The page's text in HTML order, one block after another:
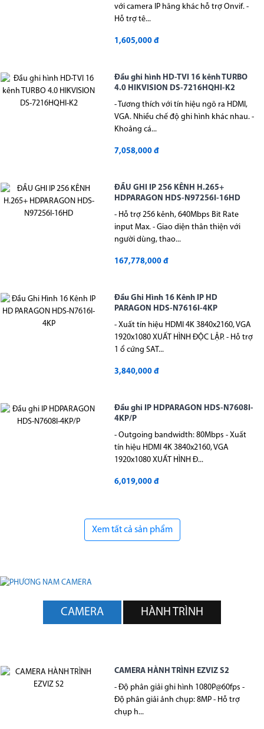
với camera IP hãng khác hỗ trợ Onvif. -
Hỗ trợ tê...
1,605,000 đ
Đầu ghi hình HD-TVI 16 kênh TURBO
4.0 HIKVISION DS-7216HQHI-K2
- Tương thích với tín hiệu ngõ ra HDMI,
VGA. Nhiều chế độ ghi hình khác nhau. -
Khoảng cá...
7,058,000 đ
ĐẦU GHI IP 256 KÊNH H.265+
HDPARAGON HDS-N97256I-16HD
- Hỗ trợ 256 kênh, 640Mbps Bit Rate
input Max. - Giao diện thân thiện với
người dùng, thao...
167,778,000 đ
Đầu Ghi Hình 16 Kênh IP HD
PARAGON HDS-N7616I-4KP
- Xuất tín hiệu HDMI 4K 3840x2160, VGA
1920x1080 XUẤT HÌNH ĐỘC LẬP. - Hỗ trợ
1 ổ cứng SAT...
3,840,000 đ
Đầu ghi IP HDPARAGON HDS-N7608I-
4KP/P
- Outgoing bandwidth: 80Mbps - Xuất
tín hiệu HDMI 4K 3840x2160, VGA
1920x1080 XUẤT HÌNH Đ...
6,019,000 đ
Xem tất cả sản phẩm
CAMERA HÀNH TRÌNH
CAMERA HÀNH TRÌNH EZVIZ S2
- Độ phân giải ghi hình 1080P@60fps -
Độ phân giải ảnh chụp: 8MP - Hỗ trợ
chụp h...